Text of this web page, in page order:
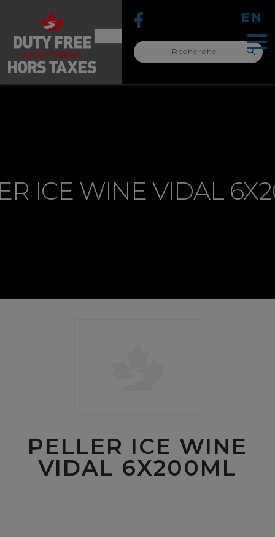
pour :
EN
recherche
pour :
ICE WINE VIDAL
PELLER ICE WINE
VIDAL 6X200ML